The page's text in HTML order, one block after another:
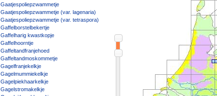
Gaatjespoliepzwammetje
Gaatjespoliepzwammetje (var. lagenaria)
Gaatjespoliepzwammetje (var. tetraspora)
Gaffelborstelbekertje
Gaffelharig kwastkopje
Gaffelhoorntje
Gaffeltandfranjehoed
Gaffeltandmoskommetje
Gagelfranjekelkje
Gagelmummiekelkje
Gagelpiekhaarkelkje
Gagelstromakelkje